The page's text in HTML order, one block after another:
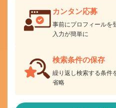
カンタン応募
事前にプロフィールを
入力が簡単に
検索条件の保存
繰り返し検索する条件
省略